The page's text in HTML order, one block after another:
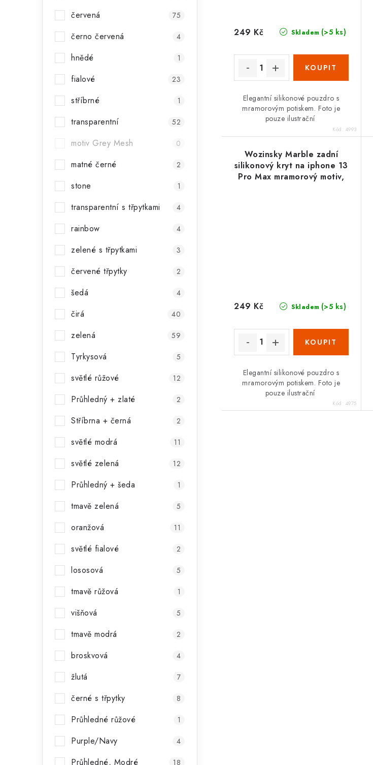
červená 75
černo červená 4
hnědé 1
fialové 23
stříbrné 1
transparentní 52
motiv Grey Mesh 0
matné černé 2
stone 1
transparentní s třpytkami 4
rainbow 4
zelené s třpytkami 3
červené třpytky 2
šedá 4
čirá 40
zelená 59
Tyrkysová 5
světlé růžové 12
Průhledný + zlaté 2
Stříbrna + černá 2
světlé modrá 11
světlé zelená 12
Průhledný + šeda 1
tmavě zelená 5
oranžová 11
světlé fialové 2
lososová 5
tmavě růžová 1
višňová 5
tmavě modrá 2
broskvová 4
žlutá 7
černé s třpytky 8
Průhledné růžové 1
Purple/Navy 4
Průhledné, Modré 18
Skladem (>5 ks)
249 Kč
Elegantní silikonové pouzdro s
mramorovým potiskem. Foto je
pouze ilustrační
Kód: 4993
Wozinsky Marble zadní
silikonový kryt na iphone 13
Pro Max mramorový motiv,
Skladem (>5 ks)
249 Kč
Elegantní silikonové pouzdro s
mramorovým potiskem. Foto je
pouze ilustrační
Kód: 4975